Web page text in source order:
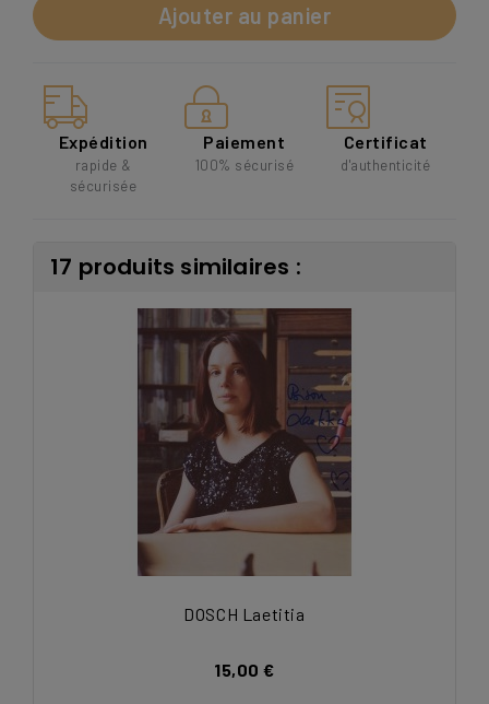
Ajouter au panier
Expédition
rapide &
sécurisée
Paiement
100% sécurisé
Certificat
d'authenticité
17 produits similaires :
DOSCH Laetitia
15,00 €